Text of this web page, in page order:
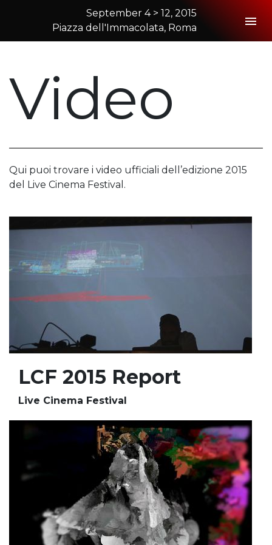
2015 Rome
September 4 > 12, 2015
Piazza dell'Immacolata, Roma
Video
Qui puoi trovare i video ufficiali dell’edizione 2015
del Live Cinema Festival.
LCF 2015 Report
Live Cinema Festival